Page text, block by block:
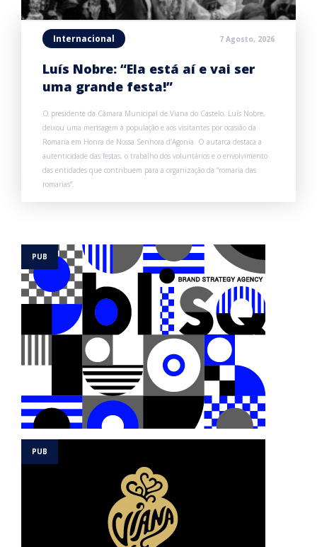
Internacional 7 Agosto, 2026
Luís Nobre: “Ela está aí e vai ser
uma grande festa!”
O presidente da Câmara Municipal de Viana do Castelo, Luís Nobre,
deixou uma mensagem à população e aos visitantes por ocasião da
Romaria em Honra de Nossa Senhora d’Agonia. O autarca destaca a
autenticidade das festas, o trabalho dos voluntários e o envolvimento
das entidades que contribuem para a organização da “romaria das
romarias”.